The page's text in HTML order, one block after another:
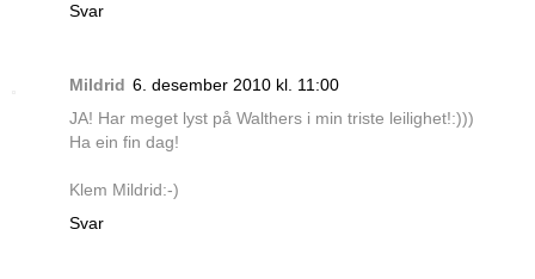
Svar
Mildrid 6. desember 2010 kl. 11:00
JA! Har meget lyst på Walthers i min triste leilighet!:)))
Ha ein fin dag!
Klem Mildrid:-)
Svar